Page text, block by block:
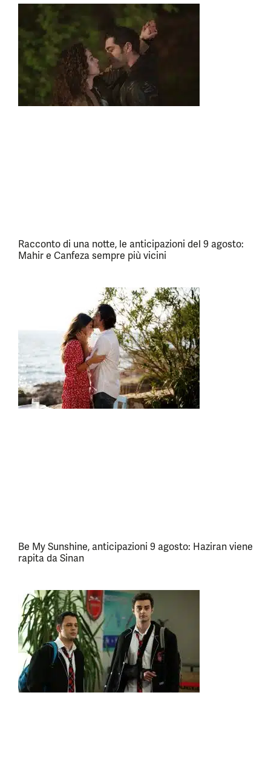
Racconto di una notte, le anticipazioni del 9 agosto:
Mahir e Canfeza sempre più vicini
Be My Sunshine, anticipazioni 9 agosto: Haziran viene
rapita da Sinan